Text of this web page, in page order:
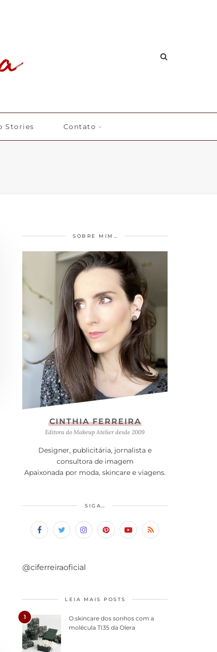
Stories Contato
SOBRE MIM…
CINTHIA FERREIRA
Editora do Makeup Atelier desde 2009
Designer, publicitária, jornalista e
consultora de imagem
Apaixonada por moda, skincare e viagens.
SIGA…
@ciferreiraoficial
LEIA MAIS POSTS
1
O skincare dos sonhos com a
molécula TI35 da Olera